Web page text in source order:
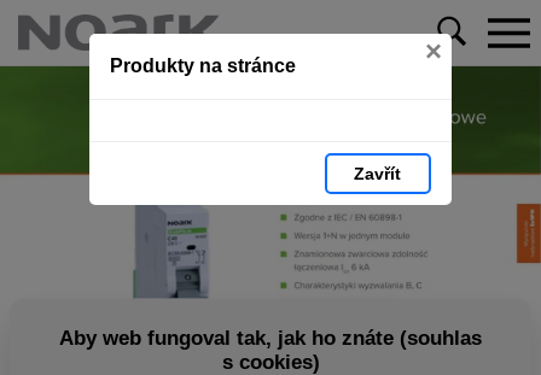
Produkty na stránce ×
Zavřít
Aby web fungoval tak, jak ho znáte (souhlas
s cookies)